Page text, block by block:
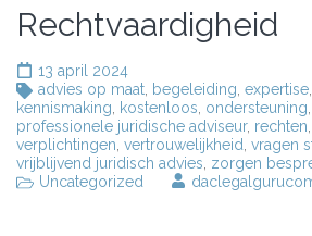
Rechtvaardigheid
13 april 2024
advies op maat begeleiding expertise
kennismaking
kostenloos ondersteuning
professionele juridische adviseur, rechten
verplichtingen vertrouwelijkheid vragen
vrijblijvend juridisch advies zorgen
Uncategorized